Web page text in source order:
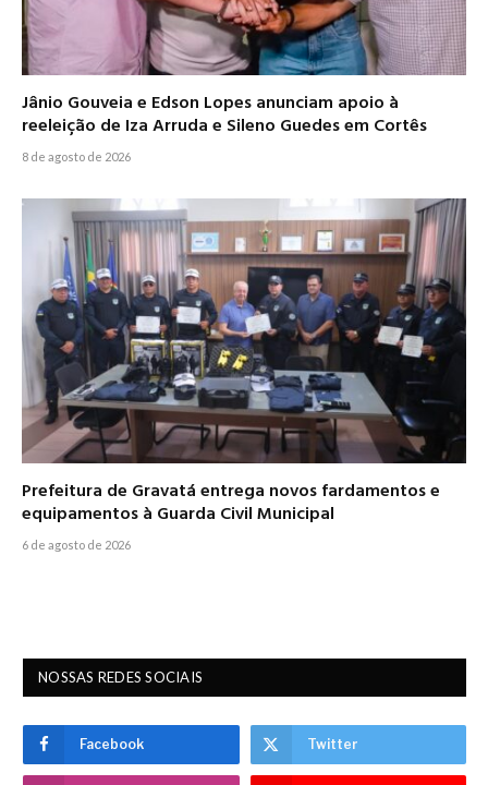
Jânio Gouveia e Edson Lopes anunciam apoio à
reeleição de Iza Arruda e Sileno Guedes em Cortês
8 de agosto de 2026
Prefeitura de Gravatá entrega novos fardamentos e
equipamentos à Guarda Civil Municipal
6 de agosto de 2026
NOSSAS REDES SOCIAIS
Facebook Twitter